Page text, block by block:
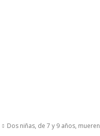
Dos niñas, de 7 y 9 años,